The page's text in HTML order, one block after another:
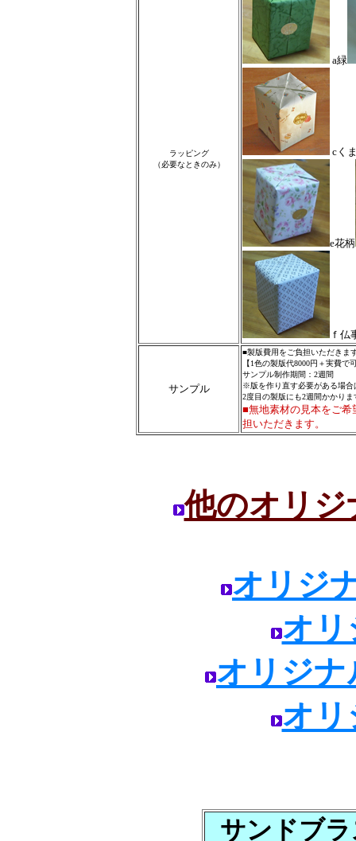
ラッピング
（必要なときのみ）
a緑
cく
e花柄
ｆ仏
サンプル
■製版費用をご負担いただきま
【1色の製版代8000円＋実費
サンプル制作期間：2週間
※版を作り直す必要がある場合
2度目の製版にも2週間かかりま
■無地素材の見本をご希
担いただきます。
他のオリ
オリジ
オリ
オリジ
オリ
サンドブ